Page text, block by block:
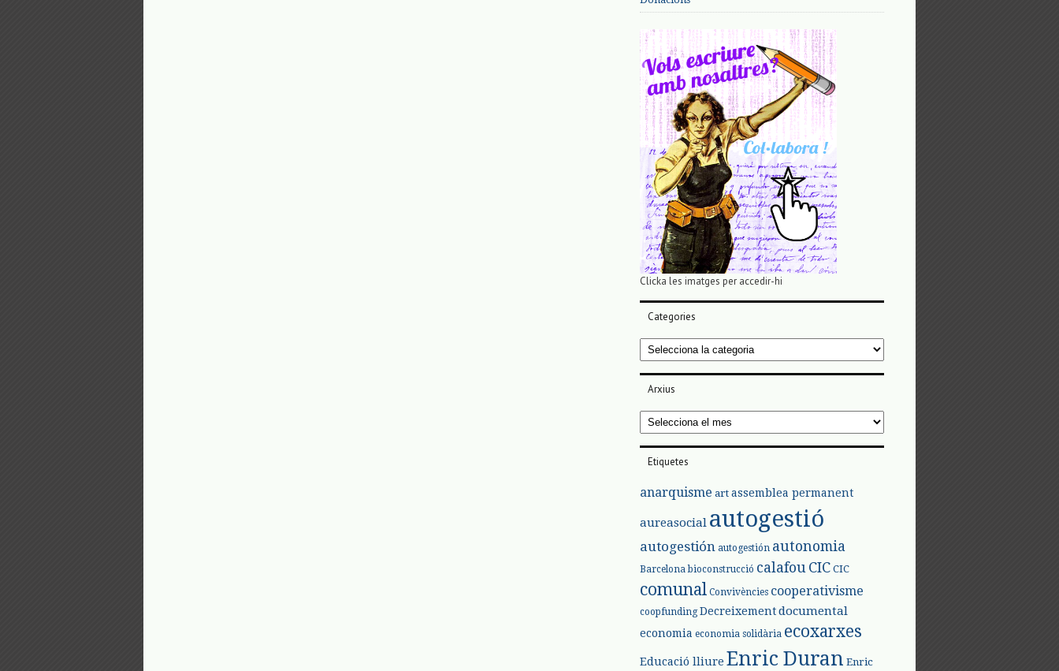
Clicka les imatges per accedir-hi
Categories
Categories
Arxius
Arxius
Etiquetes
anarquisme art assemblea permanent
aureasocial autogestió
autogestión autogestión autonomia
Barcelona bioconstrucció calafou CIC CIC
comunal Convivències cooperativisme
coopfunding Decreixementdocumental
economia economia solidària ecoxarxes
Educació lliure Enric Duran Enric